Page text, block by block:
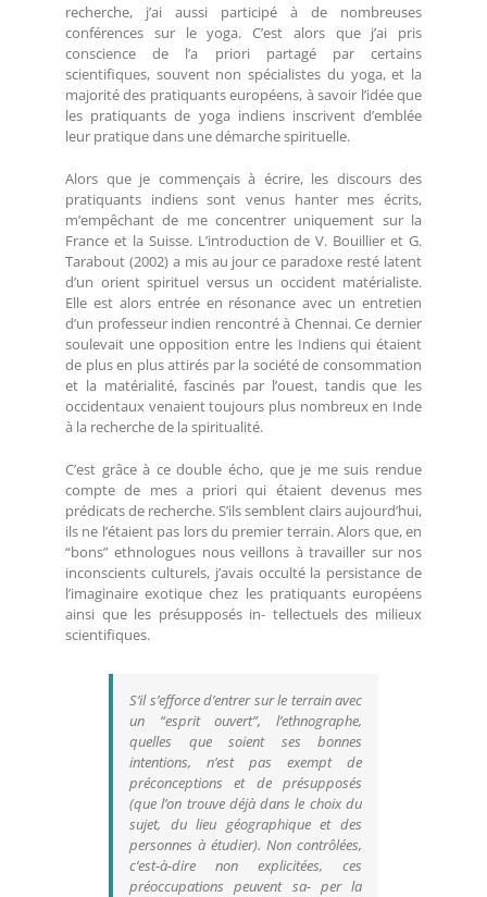
recherche, j’ai aussi participé à de nombreuses
conférences sur le yoga. C’est alors que j’ai pris
conscience de l’a priori partagé par certains
scientifiques, souvent non spécialistes du yoga, et la
majorité des pratiquants européens, à savoir l’idée que
les pratiquants de yoga indiens inscrivent d’emblée
leur pratique dans une démarche spirituelle.
Alors que je commençais à écrire, les discours des
pratiquants indiens sont venus hanter mes écrits,
m’empêchant de me concentrer uniquement sur la
France et la Suisse. L’introduction de V. Bouillier et G.
Tarabout (2002) a mis au jour ce paradoxe resté latent
d’un orient spirituel versus un occident matérialiste.
Elle est alors entrée en résonance avec un entretien
d’un professeur indien rencontré à Chennai. Ce dernier
soulevait une opposition entre les Indiens qui étaient
de plus en plus attirés par la société de consommation
et la matérialité, fascinés par l’ouest, tandis que les
occidentaux venaient toujours plus nombreux en Inde
à la recherche de la spiritualité.
C’est grâce à ce double écho, que je me suis rendue
compte de mes a priori qui étaient devenus mes
prédicats de recherche. S’ils semblent clairs aujourd’hui,
ils ne l’étaient pas lors du premier terrain. Alors que, en
“bons” ethnologues nous veillons à travailler sur nos
inconscients culturels, j’avais occulté la persistance de
l’imaginaire exotique chez les pratiquants européens
ainsi que les présupposés in- tellectuels des milieux
scientifiques.
S’il s’efforce d’entrer sur le terrain avec
un “esprit ouvert”, l’ethnographe,
quelles que soient ses bonnes
intentions, n’est pas exempt de
préconceptions et de présupposés
(que l’on trouve déjà dans le choix du
sujet, du lieu géographique et des
personnes à étudier). Non contrôlées,
c’est-à-dire non explicitées, ces
préoccupations peuvent sa- per la